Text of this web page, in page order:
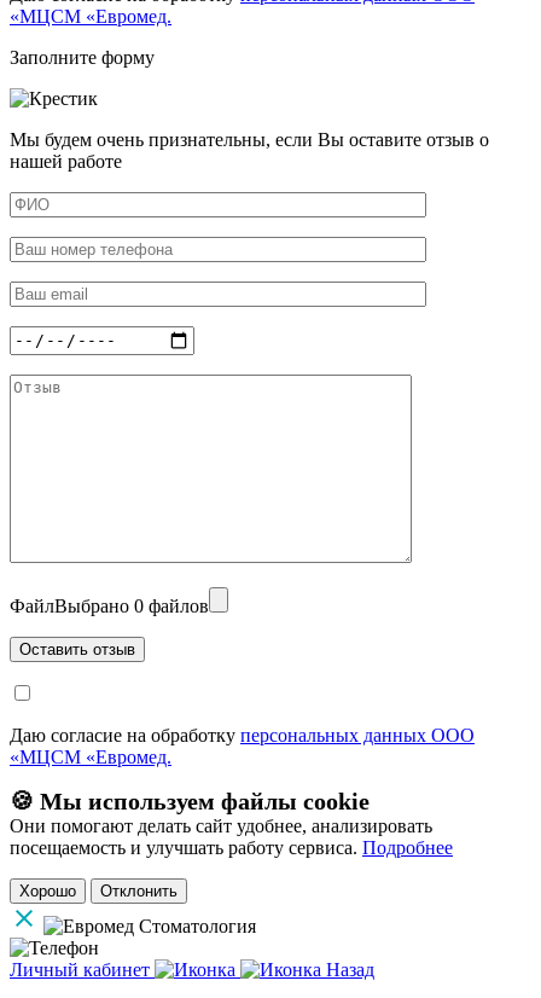
«МЦСМ «Евромед.
Заполните форму
Мы будем очень признательны, если Вы оставите отзыв о
нашей работе
ФайлВыбрано 0 файлов
Даю согласие на обработку персональных данных ООО
«МЦСМ «Евромед.
🍪 Мы используем файлы cookie
Они помогают делать сайт удобнее, анализировать
посещаемость и улучшать работу сервиса. Подробнее
Хорошо Отклонить
Личный кабинет
Назад